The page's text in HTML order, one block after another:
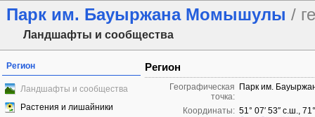
Парк им. Бауыржана Момышулы /
Ландшафты и сообщества
Регион
Ландшафты и сообщества
Растения и лишайники
Регион
Географическая
точка:
Парк им.
Координаты: 51° 07′ 53″ с.ш.,